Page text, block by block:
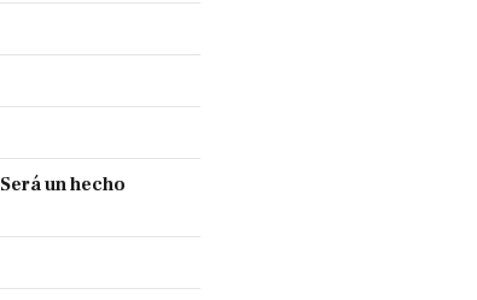
un hecho